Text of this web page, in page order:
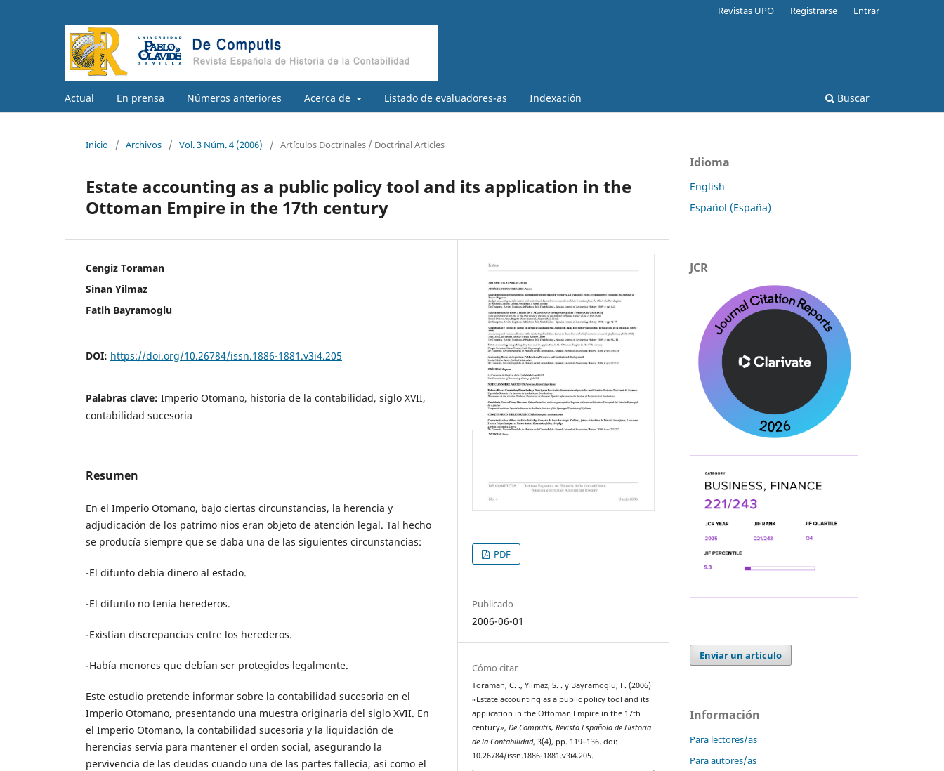
Actual En prensa Números anteriores Acerca de Listado de evaluadores-as Indexación Buscar
Revistas UPO Registrarse Entrar
Inicio / Archivos / Vol. 3 Núm. 4 (2006) / Artículos Doctrinales / Doctrinal Articles
Estate accounting as a public policy tool and its application in the
Ottoman Empire in the 17th century
Cengiz Toraman
Sinan Yilmaz
Fatih Bayramoglu
DOI: https://doi.org/10.26784/issn.1886-1881.v3i4.205
Palabras clave: Imperio Otomano, historia de la contabilidad, siglo XVII,
contabilidad sucesoria
Resumen
En el Imperio Otomano, bajo ciertas circunstancias, la herencia y
adjudicación de los patrimo nios eran objeto de atención legal. Tal hecho
se producía siempre que se daba una de las siguientes circunstancias:
-El difunto debía dinero al estado.
-El difunto no tenía herederos.
-Existían discrepancias entre los herederos.
-Había menores que debían ser protegidos legalmente.
Este estudio pretende informar sobre la contabilidad sucesoria en el
Imperio Otomano, presentando una muestra originaria del siglo XVII. En
el Imperio Otomano, la contabilidad sucesoria y la liquidación de
herencias servía para mantener el orden social, asegurando la
pervivencia de las deudas cuando una de las partes fallecía, así como el
PDF
Publicado
2006-06-01
Cómo citar
Toraman, C. ., Yilmaz, S. . y Bayramoglu, F. (2006)
«Estate accounting as a public policy tool and its
application in the Ottoman Empire in the 17th
century»,De Computis, Revista Española de Historia
de la Contabilidad, 3(4), pp. 119–136. doi:
10.26784/issn.1886-1881.v3i4.205.
Idioma
English
Español (España)
JCR
Enviar un artículo
Información
Para lectores/as
Para autores/as